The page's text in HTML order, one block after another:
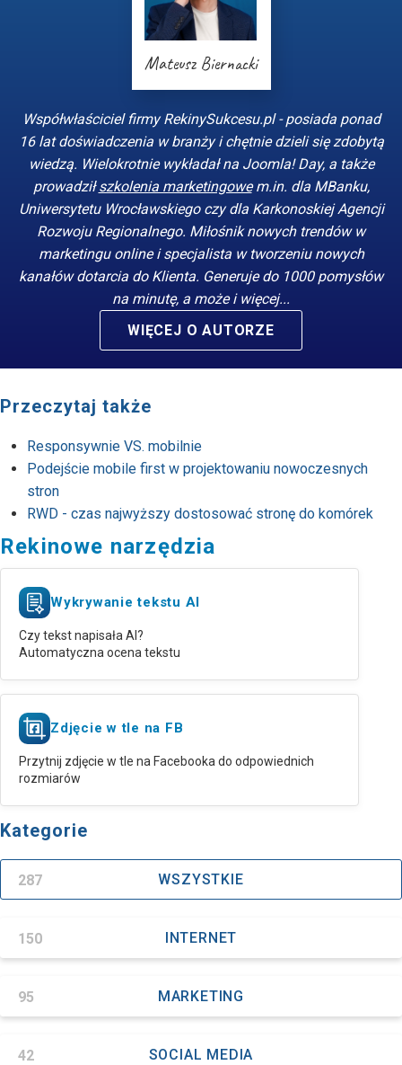
Mateusz Biernacki
Współwłaściciel firmy RekinySukcesu.pl - posiada ponad
16 lat doświadczenia w branży i chętnie dzieli się zdobytą
wiedzą. Wielokrotnie wykładał na Joomla! Day, a także
prowadziłszkolenia marketingowem.in. dla MBanku,
Uniwersytetu Wrocławskiego czy dla Karkonoskiej Agencji
Rozwoju Regionalnego. Miłośnik nowych trendów w
marketingu online i specjalista w tworzeniu nowych
kanałów dotarcia do Klienta. Generuje do 1000 pomysłów
na minutę, a może i więcej...
WIĘCEJ O AUTORZE
Przeczytaj także
Responsywnie VS. mobilnie
Podejście mobile first w projektowaniu nowoczesnych
stron
RWD - czas najwyższy dostosować stronę do komórek
Rekinowe narzędzia
Wykrywanie tekstu AI
Czy tekst napisała AI?
Automatyczna ocena tekstu
Zdjęcie w tle na FB
Przytnij zdjęcie w tle na Facebooka do odpowiednich
rozmiarów
Kategorie
WSZYSTKIE
287
INTERNET
150
MARKETING
95
SOCIAL MEDIA
42